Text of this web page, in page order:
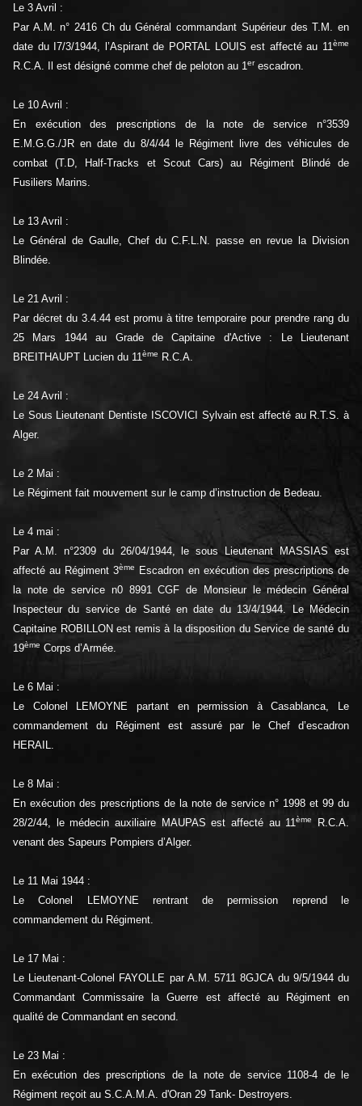
Le 3 Avril :
Par A.M. n° 2416 Ch du Général commandant Supérieur des T.M. en
date du I7/3/1944, l’Aspirant de PORTAL LOUIS est affecté au 11ème
R.C.A. Il est désigné comme chef de peloton au 1erescadron.
Le 10 Avril :
En exécution des prescriptions de la note de service n°3539
E.M.G.G./JR en date du 8/4/44 le Régiment livre des véhicules de
combat (T.D, Half-Tracks et Scout Cars) au Régiment Blindé de
Fusiliers Marins.
Le 13 Avril :
Le Général de Gaulle, Chef du C.F.L.N. passe en revue la Division
Blindée.
Le 21 Avril :
Par décret du 3.4.44 est promu à titre temporaire pour prendre rang du
25 Mars 1944 au Grade de Capitaine d'Active : Le Lieutenant
BREITHAUPT Lucien du 11ème R.C.A.
Le 24 Avril :
Le Sous Lieutenant Dentiste ISCOVICI Sylvain est affecté au R.T.S. à
Alger.
Le 2 Mai :
Le Régiment fait mouvement sur le camp d’instruction de Bedeau.
Le 4 mai :
Par A.M. n°2309 du 26/04/1944, le sous Lieutenant MASSIAS est
affecté au Régiment 3ème
Escadron en exécution des prescriptions de
la note de service n0 8991 CGF de Monsieur le médecin Général
Inspecteur du service de Santé en date du 13/4/1944. Le Médecin
Capitaine ROBILLON est remis à la disposition du Service de santé du
19ème Corps d’Armée.
Le 6 Mai :
Le Colonel LEMOYNE partant en permission à Casablanca, Le
commandement du Régiment est assuré par le Chef d’escadron
HERAIL.
Le 8 Mai :
En exécution des prescriptions de la note de service n° 1998 et 99 du
28/2/44, le médecin auxiliaire MAUPAS est affecté au 11ème
R.C.A.
venant des Sapeurs Pompiers d’Alger.
Le 11 Mai 1944 :
Le Colonel LEMOYNE rentrant de permission reprend le
commandement du Régiment.
Le 17 Mai :
Le Lieutenant-Colonel FAYOLLE par A.M. 5711 8GJCA du 9/5/1944 du
Commandant Commissaire la Guerre est affecté au Régiment en
qualité de Commandant en second.
Le 23 Mai :
En exécution des prescriptions de la note de service 1108-4 de le
Régiment reçoit au S.C.A.M.A. d'Oran 29 Tank- Destroyers.